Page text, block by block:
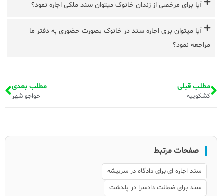
آیا برای مرخصی از زندان خانوک میتوان سند ملکی اجاره نمود؟
آیا میتوان برای اجاره سند در خانوک بصورت حضوری به دفتر ما
مراجعه نمود؟
مطلب قبلی
کشکوییه
مطلب بعدی
خواجو شهر
صفحات مرتبط
سند اجاره ای برای دادگاه در سربیشه
سند برای ضمانت دادسرا در پلدشت